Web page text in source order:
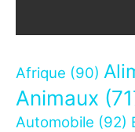
Afrique (90)
Animaux
Automobile (92)